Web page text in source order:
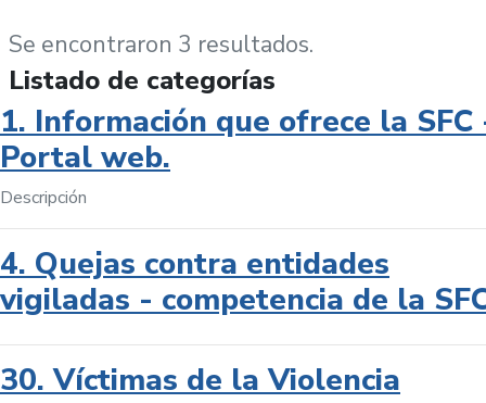
Se encontraron 3 resultados.
Listado de categorías
1. Información que ofrece la SFC
Portal web.
Descripción
4. Quejas contra entidades
vigiladas - competencia de la
30. Víctimas de la Violencia